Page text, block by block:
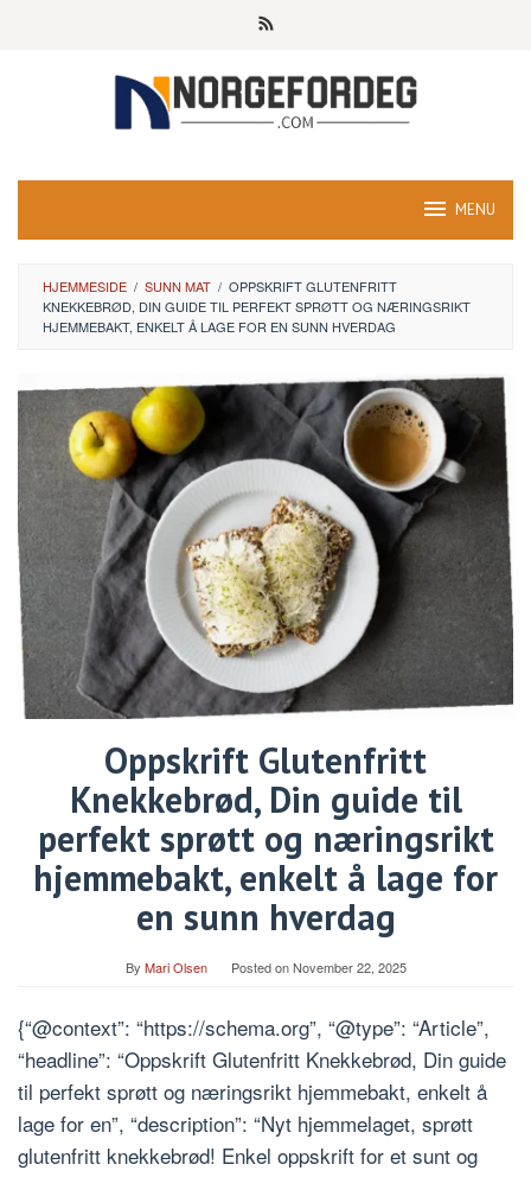
MENU
HJEMMESIDE / SUNN MAT / OPPSKRIFT GLUTENFRITT
KNEKKEBRØD, DIN GUIDE TIL PERFEKT SPRØTT OG NÆRINGSRIKT
HJEMMEBAKT, ENKELT Å LAGE FOR EN SUNN HVERDAG
Oppskrift Glutenfritt
Knekkebrød, Din guide til
perfekt sprøtt og næringsrikt
hjemmebakt, enkelt å lage for
en sunn hverdag
By Mari Olsen Posted onNovember 22, 2025
{“@context”: “https://schema.org”, “@type”: “Article”,
“headline”: “Oppskrift Glutenfritt Knekkebrød, Din guide
til perfekt sprøtt og næringsrikt hjemmebakt, enkelt å
lage for en”, “description”: “Nyt hjemmelaget, sprøtt
glutenfritt knekkebrød! Enkel oppskrift for et sunt og